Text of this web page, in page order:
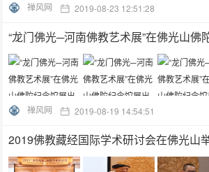
禅风网 2019-08-23 12:51:28
“龙门佛光─河南佛教艺术展”在佛光山佛
禅风网 2019-08-19 14:54:51
2019佛教藏经国际学术研讨会在佛光山